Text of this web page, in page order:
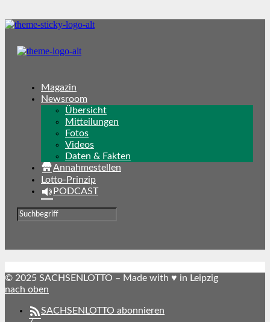
Magazin
Newsroom
Übersicht
Mitteilungen
Fotos
Videos
Daten & Fakten
Annahmestellen
Lotto-Prinzip
PODCAST
© 2025 SACHSENLOTTO – Made with ♥ in Leipzig
nach oben
SACHSENLOTTO abonnieren